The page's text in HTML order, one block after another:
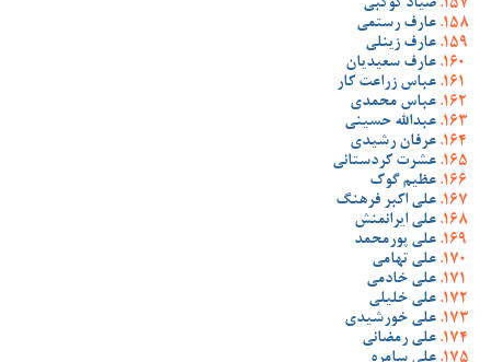
صیاد کوکبی
عارف رستمی
عارف زینلی
عارف سعیدیان
عباس زراعت کار
عباس محمدی
عبدالله حسینی
عرفان رشیدی
عشرت کردستانی
عظیم گوک
علی اکبر فرهنگ
علی ایرانمنش
علی پورمحمد
علی تهامی
علی خادمی
علی خلیلی
علی خورشیدی
علی رمضانی